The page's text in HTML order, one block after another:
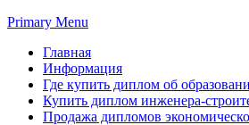
Primary Menu
Главная
Информация
Где купить диплом об
Купить диплом инженера-
Продажа дипломов